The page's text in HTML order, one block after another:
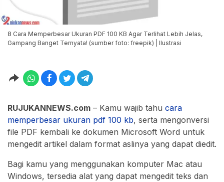
8 Cara Memperbesar Ukuran PDF 100 KB Agar Terlihat Lebih Jelas,
Gampang Banget Ternyata! (sumber foto: freepik) | Ilustrasi
RUJUKANNEWS.com – Kamu wajib tahu cara
memperbesar ukuran pdf 100 kb, serta mengonversi
file PDF kembali ke dokumen Microsoft Word untuk
mengedit artikel dalam format aslinya yang dapat diedit.
Bagi kamu yang menggunakan komputer Mac atau
Windows, tersedia alat yang dapat mengedit teks dan